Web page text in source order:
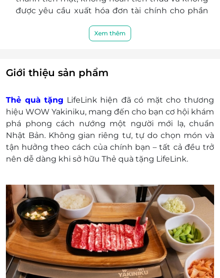
được yêu cầu xuất hóa đơn tài chính cho phần
Khách hàng có trách nhiệm bảo mật thông tin
mất hoặc ở trạng thái "Đã sử dụng" với bất kỳ lý
lượng sản phẩm hoặc dịch vụ được cung cấp
cũng như đối với các tranh chấp về sau giữa
khách hàng và nhà cung cấp.
LifeLink có quyền sửa chữa hoặc thay đổi điều
khoản và điều kiện sử dụng mà không thông
báo trước.
Xem thêm
Giới thiệu sản phẩm
Thẻ quà tặng LifeLink hiện đã có mặt cho thương
hiệu WOW Yakiniku, mang đến cho bạn cơ hội khám
phá phong cách nướng một người mới lạ, chuẩn
Nhật Bản. Không gian riêng tư, tự do chọn món và
tận hưởng theo cách của chính bạn – tất cả đều trở
nên dễ dàng khi sở hữu Thẻ quà tặng LifeLink.